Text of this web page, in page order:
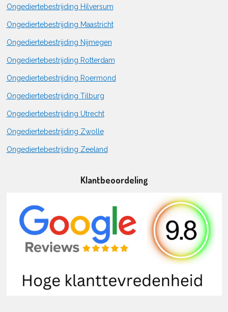
Ongediertebestrijding Hilversum
Ongediertebestrijding Maastricht
Ongediertebestrijding Nijmegen
Ongediertebestrijding Rotterdam
Ongediertebestrijding Roermond
Ongediertebestrijding Tilburg
Ongediertebestrijding Utrecht
Ongediertebestrijding Zwolle
Ongediertebestrijding Zeeland
Klantbeoordeling